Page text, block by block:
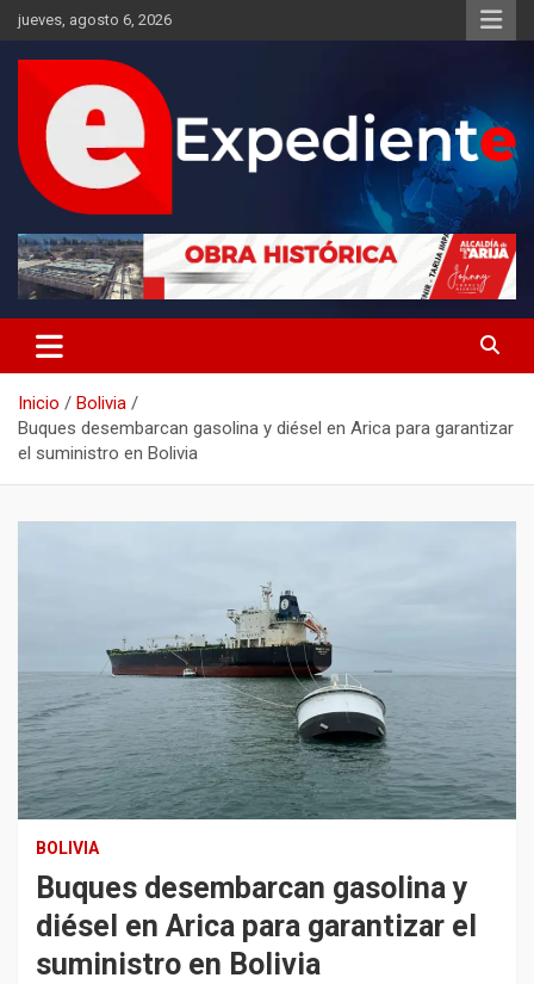
Saltar
al
contenido
jueves, agosto 6, 2026
Expediente
Inicio
Bolivia
Buques desembarcan gasolina y diésel en Arica para garantizar
el suministro en Bolivia
BOLIVIA
Buques desembarcan gasolina y
diésel en Arica para garantizar el
suministro en Bolivia